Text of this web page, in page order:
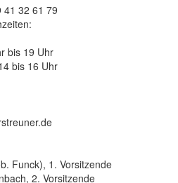
41 32 61 79
bis 19 Uhr
bis 16 Uhr
Funck), 1. Vorsitzende
2. Vorsitzende